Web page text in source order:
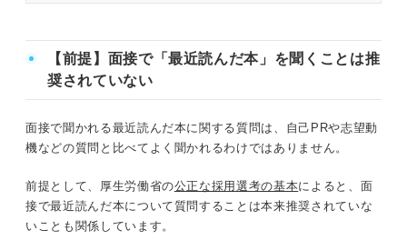
面接官が「最近読んだ本」を聞く理由
①応募者の人柄を知るため
②読書習慣があるのかを知るため
面接で「最近読んだ本」について聞かれたときの答
え方
【前提】面接で「最近読んだ本」を聞くことは推
奨されていない
面接で聞かれる最近読んだ本に関する質問は、自己PRや志望動
機などの質問と比べてよく聞かれるわけではありません。
前提として、厚生労働省の公正な採用選考の基本によると、面
接で最近読んだ本について質問することは本来推奨されていな
いことも関係しています。